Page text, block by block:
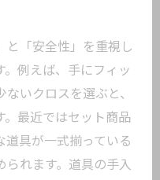
と「安全性」を重視し
例えば、手にフィッ
いクロスを選ぶと、
。最近ではセット商品
道具が一式揃っている
られます。道具の手入